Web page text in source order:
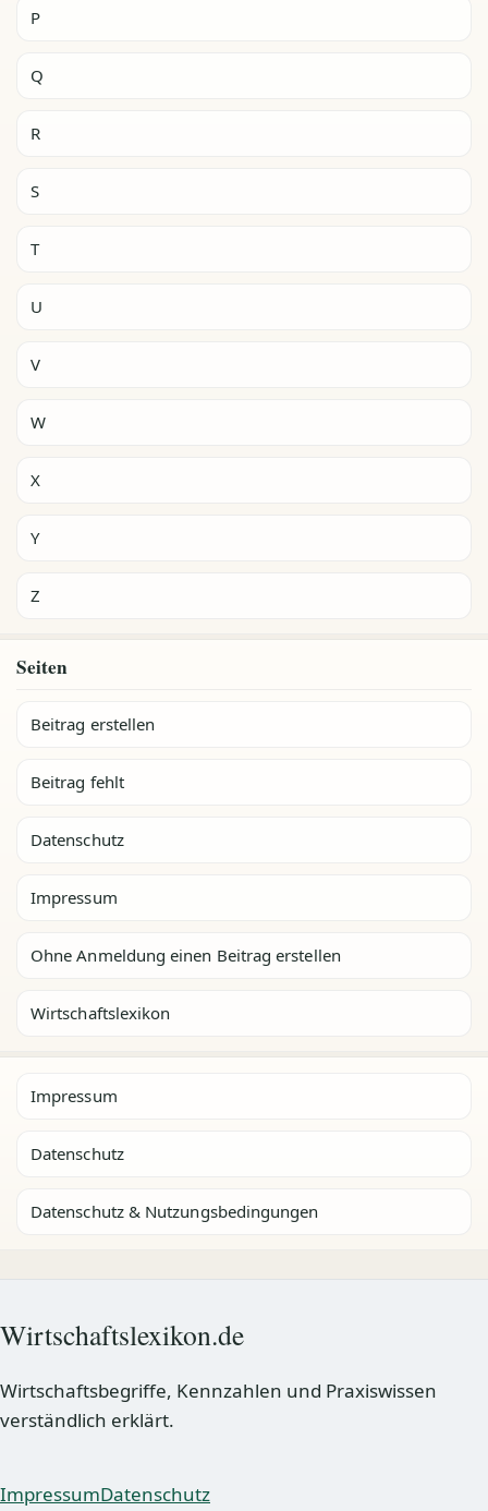
P
Q
R
S
T
U
V
W
X
Y
Z
Seiten
Beitrag erstellen
Beitrag fehlt
Datenschutz
Impressum
Ohne Anmeldung einen Beitrag erstellen
Wirtschaftslexikon
Impressum
Datenschutz
Datenschutz & Nutzungsbedingungen
Wirtschaftslexikon.de
Wirtschaftsbegriffe, Kennzahlen und Praxiswissen
verständlich erklärt.
ImpressumDatenschutz